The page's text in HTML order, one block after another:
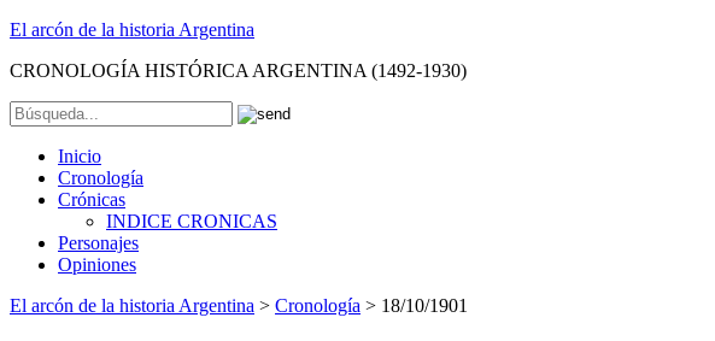
El arcón de la historia Argentina
CRONOLOGÍA HISTÓRICA ARGENTINA (1492-1930)
Inicio
Cronología
Crónicas
INDICE CRONICAS
Personajes
Opiniones
El arcón de la historia Argentina > Cronología > 18/10/1901